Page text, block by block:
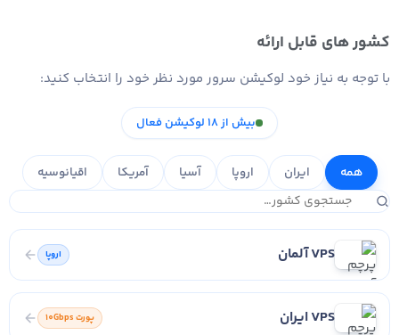
کشور های قابل ارائه
با توجه به نیاز خود لوکیشن سرور مورد نظر خود را انتخاب کنید:
بیش از 18 لوکیشن فعال
همه ایران اروپا آسیا آمریکا اقیانوسیه
VPS آلمان اروپا
VPS ایران پورت 10Gbps